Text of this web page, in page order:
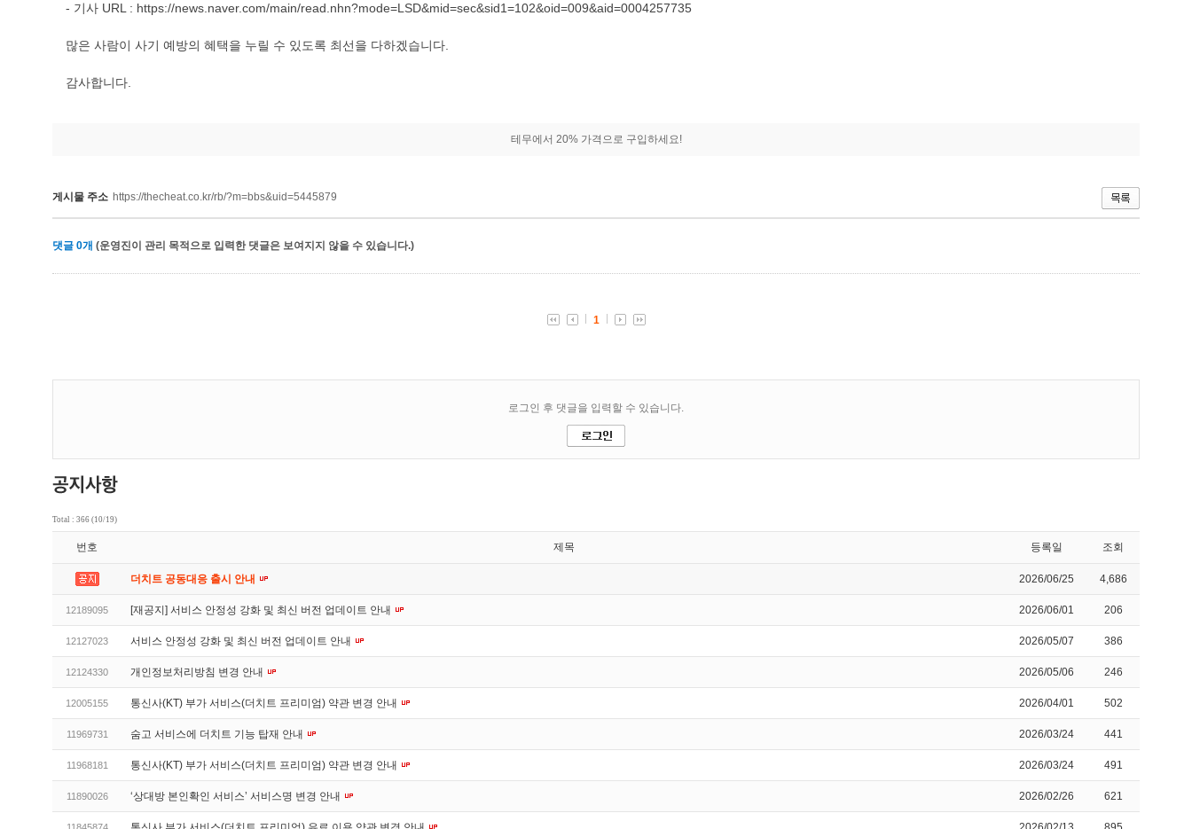
- 기사 URL : https://news.naver.com/main/read.nhn?mode=LSD&mid=sec&sid1=102&oid=009&aid=0004257735
많은 사람이 사기 예방의 혜택을 누릴 수 있도록 최선을 다하겠습니다.
감사합니다.
테무에서 20% 가격으로 구입하세요!
게시물 주소 https://thecheat.co.kr/rb/?m=bbs&uid=5445879
댓글 0개 (운영진이 관리 목적으로 입력한 댓글은 보여지지 않을 수 있습니다.)
Total : 366 (10/19)
번호 제목 등록일 조회
더치트 공동대응 출시 안내 2026/06/25 4,686
12189095 [재공지] 서비스 안정성 강화 및 최신 버전 업데이트 안내 2026/06/01 206
12127023 서비스 안정성 강화 및 최신 버전 업데이트 안내 2026/05/07 386
12124330 개인정보처리방침 변경 안내 2026/05/06 246
12005155 통신사(KT) 부가 서비스(더치트 프리미엄) 약관 변경 안내 2026/04/01 502
11969731 숨고 서비스에 더치트 기능 탑재 안내 2026/03/24 441
11968181 통신사(KT) 부가 서비스(더치트 프리미엄) 약관 변경 안내 2026/03/24 491
11890026 ‘상대방 본인확인 서비스’ 서비스명 변경 안내 2026/02/26 621